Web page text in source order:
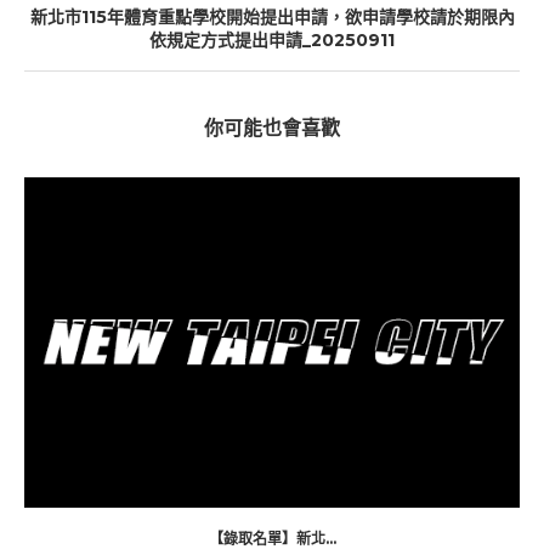
新北市115年體育重點學校開始提出申請，欲申請學校請於期限內
依規定方式提出申請_20250911
你可能也會喜歡
【錄取名單】新北...